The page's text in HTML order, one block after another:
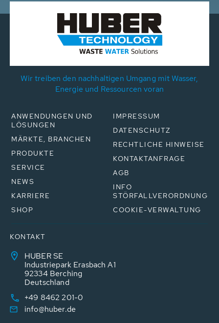
Wir treiben den nachhaltigen Umgang mit Wasser,
Energie und Ressourcen voran
ANWENDUNGEN UND
LÖSUNGEN
MÄRKTE, BRANCHEN
PRODUKTE
SERVICE
NEWS
KARRIERE
SHOP
IMPRESSUM
DATENSCHUTZ
RECHTLICHE HINWEISE
KONTAKTANFRAGE
AGB
INFO
STÖRFALLVERORDNUNG
COOKIE-VERWALTUNG
KONTAKT
HUBER SE
Industriepark Erasbach A1
92334 Berching
Deutschland
+49 8462 201-0
info@huber.de